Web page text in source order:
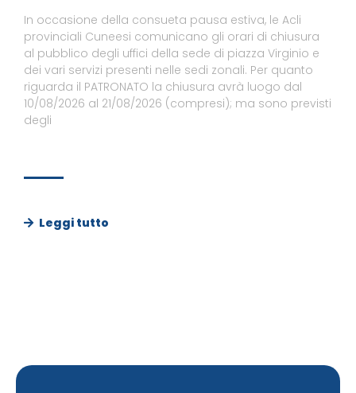
In occasione della consueta pausa estiva, le Acli
provinciali Cuneesi comunicano gli orari di chiusura
al pubblico degli uffici della sede di piazza Virginio e
dei vari servizi presenti nelle sedi zonali. Per quanto
riguarda il PATRONATO la chiusura avrà luogo dal
10/08/2026 al 21/08/2026 (compresi); ma sono previsti
degli
Leggi tutto